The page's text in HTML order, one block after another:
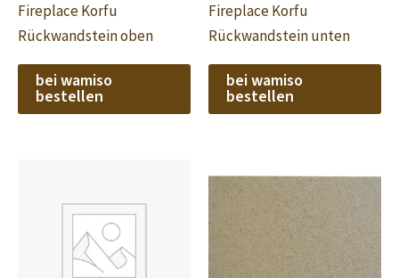
Fireplace Korfu
Rückwandstein oben
bei wamiso
bestellen
Fireplace Korfu
Rückwandstein unten
bei wamiso
bestellen